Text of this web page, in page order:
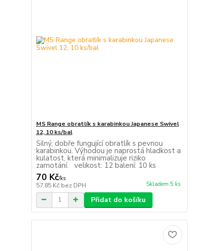
MS Range obratlík s karabinkou Japanese Swivel
12, 10 ks/bal
Silný, dobře fungující obratlík s pevnou
karabinkou. Výhodou je naprostá hladkost a
kulatost, která minimalizuje riziko
zamotání. velikost: 12 balení: 10 ks
70 Kč/ks
57,85 Kč bez DPH Skladem 5 ks
Přidat do košíku